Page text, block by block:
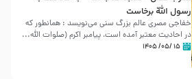
رسول اللّه برخاست
خفاجی مصری عالم بزرگ سنی می‌نویسد : همانطور که
در احادیث معتبر آمده است، پیامبر اکرم (صلوات اللّه...
۱۵ /۰۵/ ۱۴۰۵